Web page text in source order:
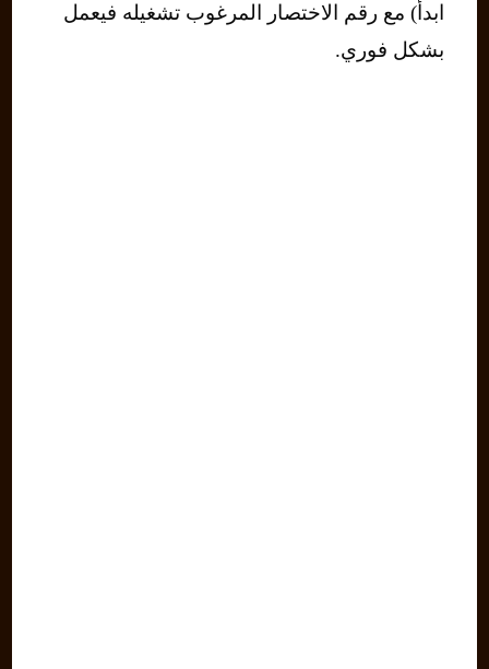
ابدأ) مع رقم الاختصار المرغوب تشغيله فيعمل
بشكل فوري.